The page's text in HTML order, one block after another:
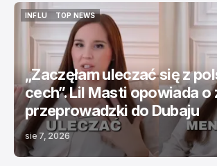
INFLU
INFLU
TOP NEWS
TOP NEWS
„Zaczęłam uleczać się z
cech”. Lil Masti opowiada
przeprowadzki do Dubaju
sie 7, 2026